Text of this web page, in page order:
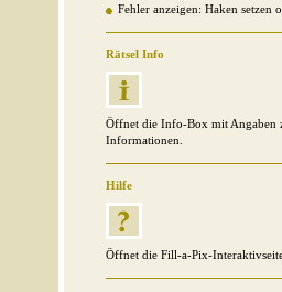
Fehler anzeigen: Haken setzen
Rätsel Info
Öffnet die Info-Box mit Angaben
Informationen.
Hilfe
Öffnet die Fill-a-Pix-